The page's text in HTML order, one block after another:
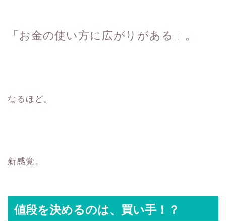
「お金の使い方に広がりがある」。
なるほど。
新感覚。
値段を決めるのは、買い手！？